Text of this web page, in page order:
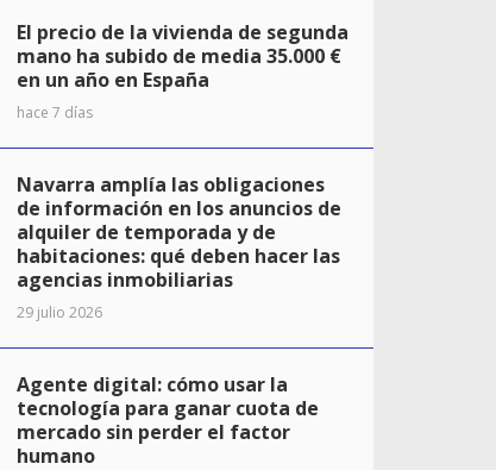
El precio de la vivienda de segunda
mano ha subido de media 35.000 €
en un año en España
hace 7 días
Navarra amplía las obligaciones
de información en los anuncios de
alquiler de temporada y de
habitaciones: qué deben hacer las
agencias inmobiliarias
29 julio 2026
Agente digital: cómo usar la
tecnología para ganar cuota de
mercado sin perder el factor
humano